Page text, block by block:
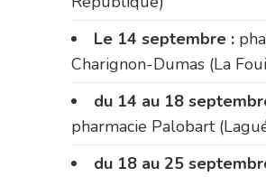
Le 14 septembre :
Charignon-Dumas (La
du 14 au 18
pharmacie Palobart
du 18 au 25